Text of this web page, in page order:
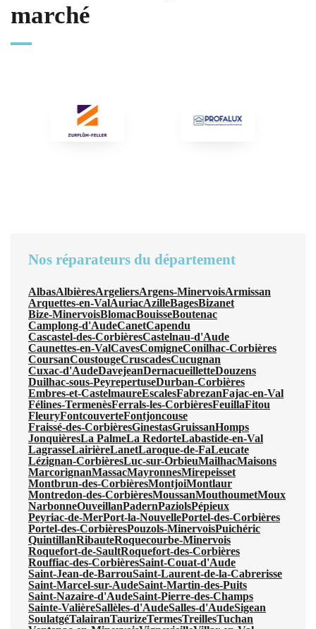
marché
Nos réparateurs du département
AlbasAlbièresArgeliersArgens-MinervoisArmissan
Arquettes-en-ValAuriacAzilleBagesBizanet
Bize-MinervoisBlomacBouisseBoutenac
Camplong-d'AudeCanetCapendu
Cascastel-des-CorbièresCastelnau-d'Aude
Caunettes-en-ValCavesComigneConilhac-Corbières
CoursanCoustougeCruscadesCucugnan
Cuxac-d'AudeDavejeanDernacueilletteDouzens
Duilhac-sous-PeyrepertuseDurban-Corbières
Embres-et-CastelmaureEscalesFabrezanFajac-en-Val
Félines-TermenèsFerrals-les-CorbièresFeuillaFitou
FleuryFontcouverteFontjoncouse
Fraissé-des-CorbièresGinestasGruissanHomps
JonquièresLa PalmeLa RedorteLabastide-en-Val
LagrasseLairièreLanetLaroque-de-FaLeucate
Lézignan-CorbièresLuc-sur-OrbieuMailhacMaisons
MarcorignanMassacMayronnesMirepeisset
Montbrun-des-CorbièresMontjoiMontlaur
Montredon-des-CorbièresMoussanMouthoumetMoux
NarbonneOuveillanPadernPaziolsPépieux
Peyriac-de-MerPort-la-NouvellePortel-des-Corbières
Portel-des-CorbièresPouzols-MinervoisPuichéric
QuintillanRibauteRoquecourbe-Minervois
Roquefort-de-SaultRoquefort-des-Corbières
Rouffiac-des-CorbièresSaint-Couat-d'Aude
Saint-Jean-de-BarrouSaint-Laurent-de-la-Cabrerisse
Saint-Marcel-sur-AudeSaint-Martin-des-Puits
Saint-Nazaire-d'AudeSaint-Pierre-des-Champs
Sainte-ValièreSallèles-d'AudeSalles-d'AudeSigean
SoulatgéTalairanTaurizeTermesTreillesTuchan